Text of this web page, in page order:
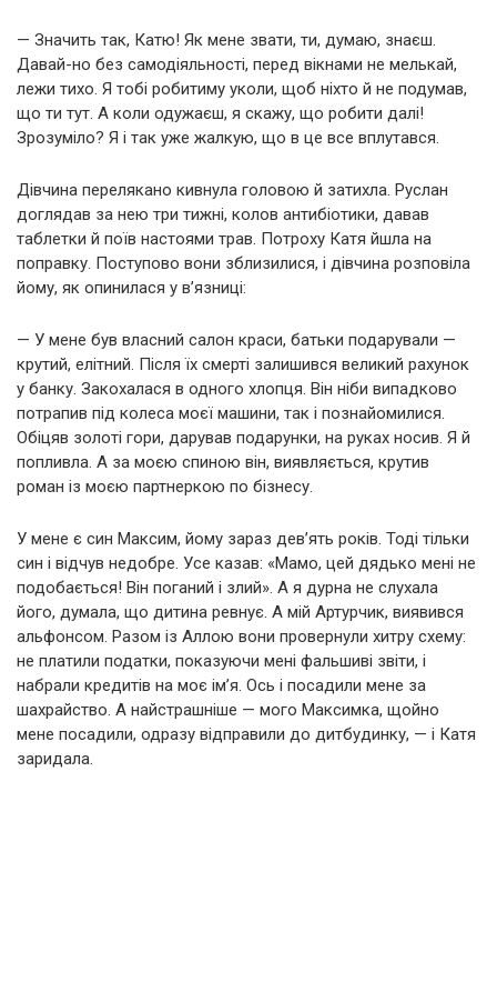
— Значить так, Катю! Як мене звати, ти, думаю, знаєш.
Давай-но без самодіяльності, перед вікнами не мелькай,
лежи тихо. Я тобі робитиму уколи, щоб ніхто й не подумав,
що ти тут. А коли одужаєш, я скажу, що робити далі!
Зрозуміло? Я і так уже жалкую, що в це все вплутався.
Дівчина перелякано кивнула головою й затихла. Руслан
доглядав за нею три тижні, колов антибіотики, давав
таблетки й поїв настоями трав. Потроху Катя йшла на
поправку. Поступово вони зблизилися, і дівчина розповіла
йому, як опинилася у в’язниці:
— У мене був власний салон краси, батьки подарували —
крутий, елітний. Після їх смерті залишився великий рахунок
у банку. Закохалася в одного хлопця. Він ніби випадково
потрапив під колеса моєї машини, так і познайомилися.
Обіцяв золоті гори, дарував подарунки, на руках носив. Я й
попливла. А за моєю спиною він, виявляється, крутив
роман із моєю партнеркою по бізнесу.
У мене є син Максим, йому зараз дев’ять років. Тоді тільки
син і відчув недобре. Усе казав: «Мамо, цей дядько мені не
подобається! Він поганий і злий». А я дурна не слухала
його, думала, що дитина ревнує. А мій Артурчик, виявився
альфонсом. Разом із Аллою вони провернули хитру схему:
не платили податки, показуючи мені фальшиві звіти, і
набрали кредитів на моє ім’я. Ось і посадили мене за
шахрайство. А найстрашніше — мого Максимка, щойно
мене посадили, одразу відправили до дитбудинку, — і Катя
заридала.